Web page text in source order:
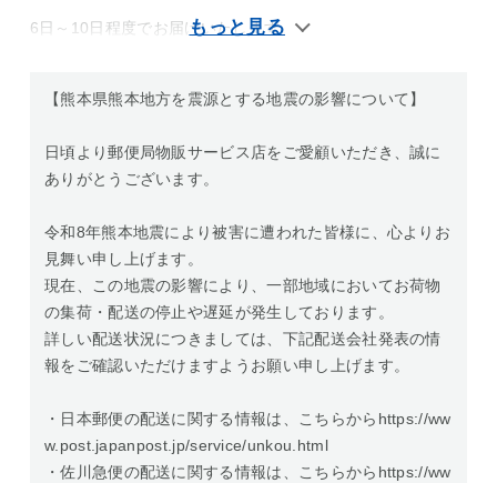
6日～10日程度でお届けいたします。
【熊本県熊本地方を震源とする地震の影響について】
日頃より郵便局物販サービス店をご愛顧いただき、誠に
ありがとうございます。
令和8年熊本地震により被害に遭われた皆様に、心よりお
見舞い申し上げます。
現在、この地震の影響により、一部地域においてお荷物
の集荷・配送の停止や遅延が発生しております。
詳しい配送状況につきましては、下記配送会社発表の情
報をご確認いただけますようお願い申し上げます。
・日本郵便の配送に関する情報は、こちらからhttps://ww
w.post.japanpost.jp/service/unkou.html
・佐川急便の配送に関する情報は、こちらからhttps://ww